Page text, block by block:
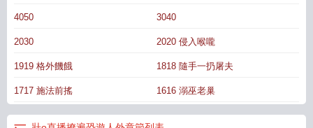
4050 3040
2030 2020 侵入喉嚨
1919 格外饑餓 1818 隨手一扔屠夫
1717 施法前搖 1616 溺巫老巢